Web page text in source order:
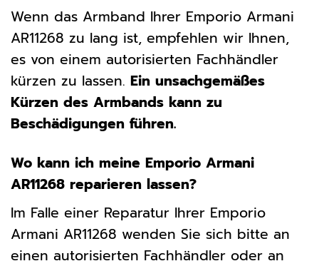
Wenn das Armband Ihrer Emporio Armani
AR11268 zu lang ist, empfehlen wir Ihnen,
es von einem autorisierten Fachhändler
kürzen zu lassen. Ein unsachgemäßes
Kürzen des Armbands kann zu
Beschädigungen führen.
Wo kann ich meine Emporio Armani
AR11268 reparieren lassen?
Im Falle einer Reparatur Ihrer Emporio
Armani AR11268 wenden Sie sich bitte an
einen autorisierten Fachhändler oder an